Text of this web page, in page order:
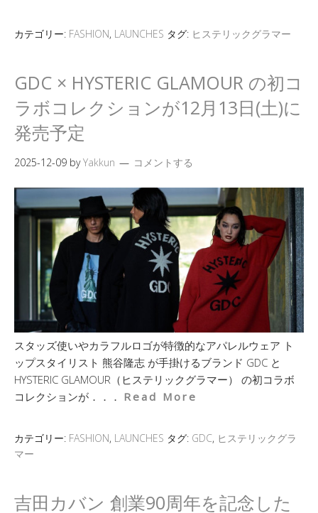
カテゴリー: FASHION, LAUNCHES タグ: ヒステリックグラマー
GDC × HYSTERIC GLAMOUR の初コ
ラボコレクションが12月13日(土)に
発売予定
2025-12-09 byYakkun コメントする
スタッズ使いやカラフルロゴが特徴的なアパレルウェア ト
ップスタイリスト 熊谷隆志 が手掛けるブランド GDC と
HYSTERIC GLAMOUR（ヒステリックグラマー） の初コラボ
コレクションが．．． Read More
カテゴリー: FASHION, LAUNCHES タグ: GDC, ヒステリックグラ
マー
吉田カバン 創業90周年を記念した